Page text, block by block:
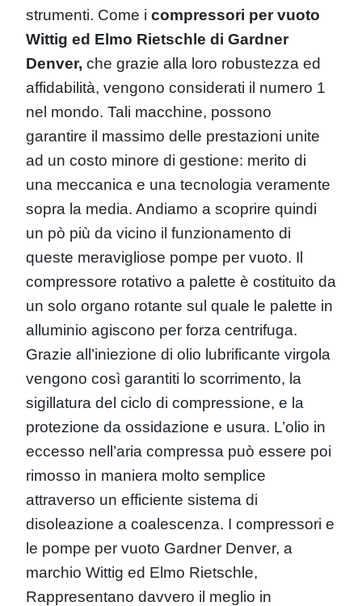
strumenti. Come i compressori per vuoto
Wittig ed Elmo Rietschle di Gardner
Denver, che grazie alla loro robustezza ed
affidabilità, vengono considerati il numero 1
nel mondo. Tali macchine, possono
garantire il massimo delle prestazioni unite
ad un costo minore di gestione: merito di
una meccanica e una tecnologia veramente
sopra la media. Andiamo a scoprire quindi
un pò più da vicino il funzionamento di
queste meravigliose pompe per vuoto. Il
compressore rotativo a palette è costituito da
un solo organo rotante sul quale le palette in
alluminio agiscono per forza centrifuga.
Grazie all’iniezione di olio lubrificante virgola
vengono così garantiti lo scorrimento, la
sigillatura del ciclo di compressione, e la
protezione da ossidazione e usura. L’olio in
eccesso nell’aria compressa può essere poi
rimosso in maniera molto semplice
attraverso un efficiente sistema di
disoleazione a coalescenza. I compressori e
le pompe per vuoto Gardner Denver, a
marchio Wittig ed Elmo Rietschle,
Rappresentano davvero il meglio in